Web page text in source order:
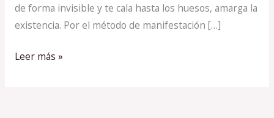
de forma invisible y te cala hasta los huesos, amarga la
existencia. Por el método de manifestación […]
Leer más »